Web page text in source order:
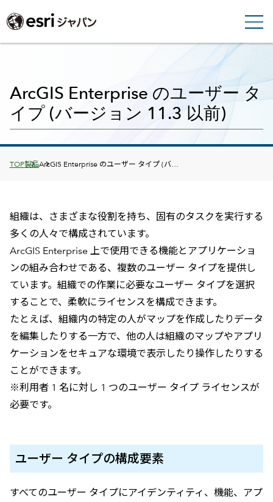
ArcGIS Enterprise のユーザー タ
イプ (バージョン 11.3 以前)
Breadcrumbs
TOP製品ArcGIS Enterprise のユーザー タイプ (バ…
組織は、さまざまな役割を持ち、固有のタスクを実行する
多くの人々で構成されています。
ArcGIS Enterprise 上で使用できる機能とアプリケーショ
ンの組み合わせである、複数のユーザー タイプを提供し
ています。組織での作業に必要なユーザー タイプを選択
することで、柔軟にライセンスを構成できます。
たとえば、組織内の特定の人がマップを作成したりデータ
を編集したりする一方で、他の人は組織のマップやアプリ
ケーションをセキュアな環境で表示したり操作したりする
ことができます。
※利用者 1 名に対し 1 つのユーザー タイプ ライセンスが
必要です。
ユーザー タイプの構成要素
すべてのユーザー タイプにアイデンティティ、機能、アプ